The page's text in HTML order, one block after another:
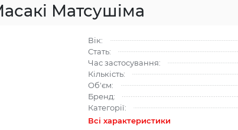
Матсушіма
Вік:
Стать:
Час застосування:
Кількість:
Об'єм:
Бренд:
Категорії:
Всі характеристики